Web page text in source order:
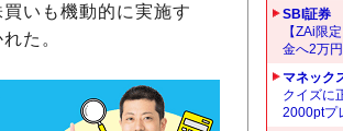
いも機動的に実施す
た。
SBI証券
【ZAi限
金へ2万
マネック
クイズに
2000ptプ